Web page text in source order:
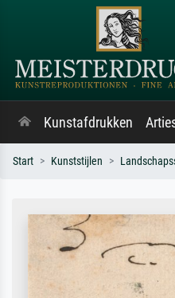
Kunstafdrukken
Start Kunststijlen